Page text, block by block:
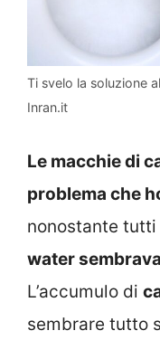
Ti svelo la soluzione
Inran.it
Le macchie di
problema che
nonostante
water
L’accumulo di
sembrare tutto